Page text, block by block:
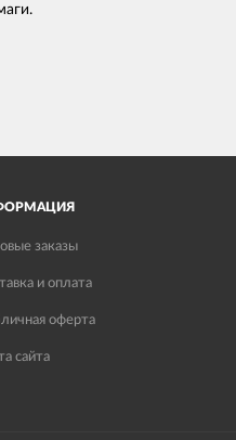
заказы
и оплата
оферта
сайта